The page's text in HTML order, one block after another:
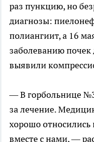
раз пункцию, но
диагнозы:
полиангиит, а 16
заболеванию
выявили
— В горбольнице
за лечение.
хорошо
вместе с нами, —